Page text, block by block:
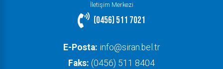
İletişim Merkezi
(0456) 511 7021
E-Posta: info@siran.bel.tr
Faks: (0456) 511 8404